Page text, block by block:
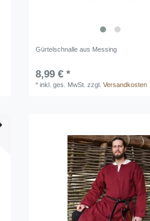
Gürtelschnalle aus Messing
8,99 € *
*inkl. ges. MwSt. zzgl.Versandkosten